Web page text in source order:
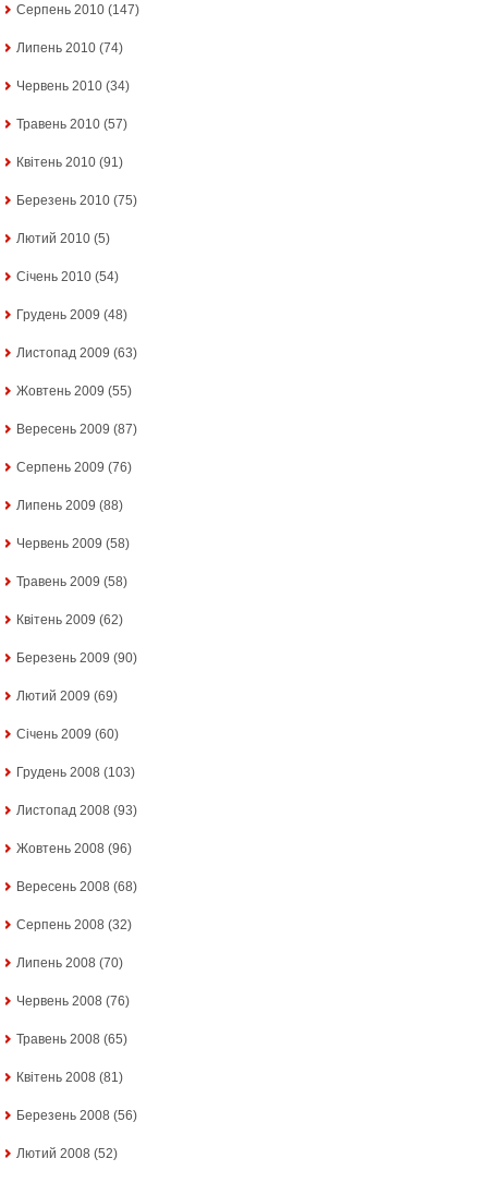
Серпень 2010 (147)
Липень 2010 (74)
Червень 2010 (34)
Травень 2010 (57)
Квітень 2010 (91)
Березень 2010 (75)
Лютий 2010 (5)
Січень 2010 (54)
Грудень 2009 (48)
Листопад 2009 (63)
Жовтень 2009 (55)
Вересень 2009 (87)
Серпень 2009 (76)
Липень 2009 (88)
Червень 2009 (58)
Травень 2009 (58)
Квітень 2009 (62)
Березень 2009 (90)
Лютий 2009 (69)
Січень 2009 (60)
Грудень 2008 (103)
Листопад 2008 (93)
Жовтень 2008 (96)
Вересень 2008 (68)
Серпень 2008 (32)
Липень 2008 (70)
Червень 2008 (76)
Травень 2008 (65)
Квітень 2008 (81)
Березень 2008 (56)
Лютий 2008 (52)